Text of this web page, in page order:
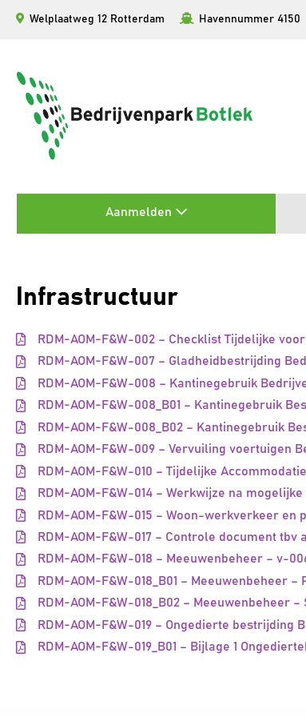
inhoud
Welplaatweg 12 Rotterdam Havennummer 4150
Aanmelden
Infrastructuur
RDM-AOM-F&W-002 – Checklist Tijdelijke
RDM-AOM-F&W-007 – Gladheidbestrijding
RDM-AOM-F&W-008 – Kantinegebruik
RDM-AOM-F&W-008_B01 – Kantinegebruik
RDM-AOM-F&W-008_B02 – Kantinegebruik
RDM-AOM-F&W-009 – Vervuiling voertuigen
RDM-AOM-F&W-010 – Tijdelijke
RDM-AOM-F&W-014 – Werkwijze na
RDM-AOM-F&W-015 – Woon-werkverkeer
RDM-AOM-F&W-017 – Controle document tbv
RDM-AOM-F&W-018 – Meeuwenbeheer – v-
RDM-AOM-F&W-018_B01 – Meeuwenbeheer
RDM-AOM-F&W-018_B02 – Meeuwenbeheer
RDM-AOM-F&W-019 – Ongedierte bestrijding
RDM-AOM-F&W-019_B01 – Bijlage 1